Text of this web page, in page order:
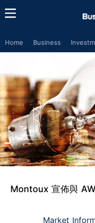
Home Business
Montoux 宣佈與
Market